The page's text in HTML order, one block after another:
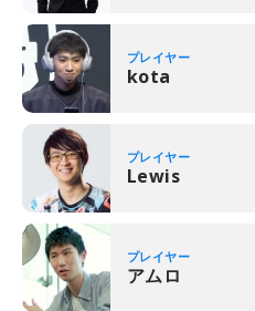
プレイヤー
kota
プレイヤー
Lewis
プレイヤー
アムロ